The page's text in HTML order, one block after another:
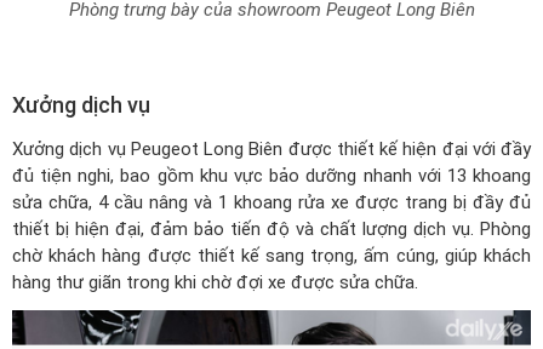
Phòng trưng bày của showroom Peugeot Long Biên
Xưởng dịch vụ
Xưởng dịch vụ Peugeot Long Biên được thiết kế hiện đại với đầy
đủ tiện nghi, bao gồm khu vực bảo dưỡng nhanh với 13 khoang
sửa chữa, 4 cầu nâng và 1 khoang rửa xe được trang bị đầy đủ
thiết bị hiện đại, đảm bảo tiến độ và chất lượng dịch vụ. Phòng
chờ khách hàng được thiết kế sang trọng, ấm cúng, giúp khách
hàng thư giãn trong khi chờ đợi xe được sửa chữa.